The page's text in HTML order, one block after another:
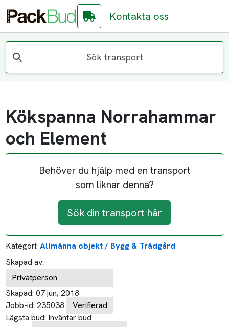
Kontakta oss
Sök transport
Kökspanna Norrahammar
och Element
Behöver du hjälp med en transport
som liknar denna?
Sök din transport här
Kategori: Allmänna objekt / Bygg & Trädgård
Skapad av:
Privatperson
Skapad: 07 jun, 2018
Jobb-id: 235038
Verifierad
Lägsta bud: Inväntar bud